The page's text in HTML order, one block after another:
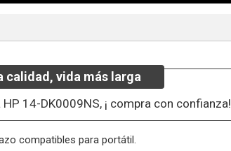
calidad, vida más larga
14-DK0009NS, ¡ compra con confianza!
compatibles para portátil.